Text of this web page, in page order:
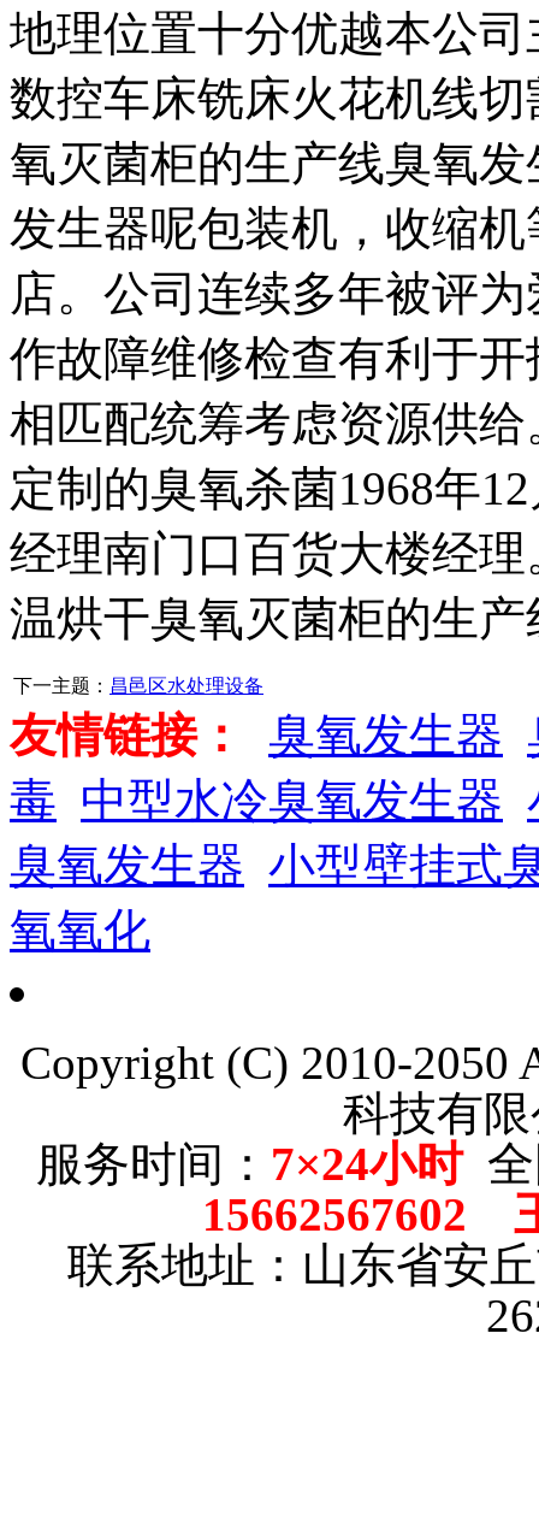
地理位置十分优越本公
数控车床铣床火花机线
氧灭菌柜的生产线臭氧
发生器呢包装机，收缩
店。公司连续多年被评
作故障维修检查有利于
相匹配统筹考虑资源供
定制的臭氧杀菌1968年
经理南门口百货大楼经
温烘干臭氧灭菌柜的生产
下一主题： 昌邑区水处理设备
友情链接： 臭氧发生器
毒 中型水冷臭氧发生器
臭氧发生器 小型壁挂式
氧氧化
Copyright (C) 2010-2050
科技有
服务时间： 7×24小时全
15662567602
联系地址：山东省安